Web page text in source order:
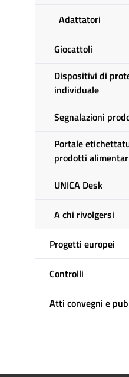
Adattatori
Giocattoli
Dispositivi di
individuale
Segnalazioni
Portale
prodotti
UNICA Desk
A chi rivolgersi
Progetti europei
Controlli
Atti convegni e